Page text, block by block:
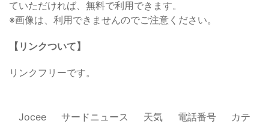
ていただければ、無料で利用できます。
※画像は、利用できませんのでご注意ください。
【リンクついて】
リンクフリーです。
Jocee サードニュース 天気 電話番号 カテ